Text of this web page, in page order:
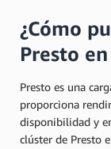
¿Cómo
Presto
Presto es una
proporciona
disponibilidad y
clúster de Presto